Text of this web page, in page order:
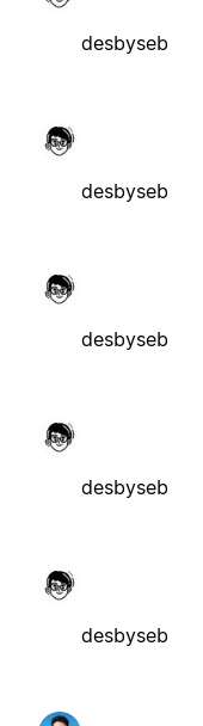
desbyseb
desbyseb
desbyseb
desbyseb
desbyseb